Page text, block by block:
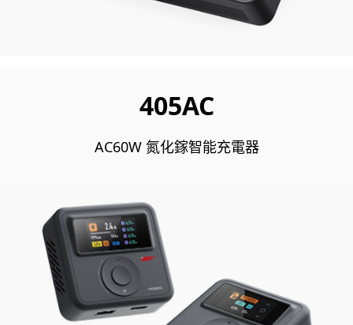
405AC
AC60W 氮化鎵智能充電器